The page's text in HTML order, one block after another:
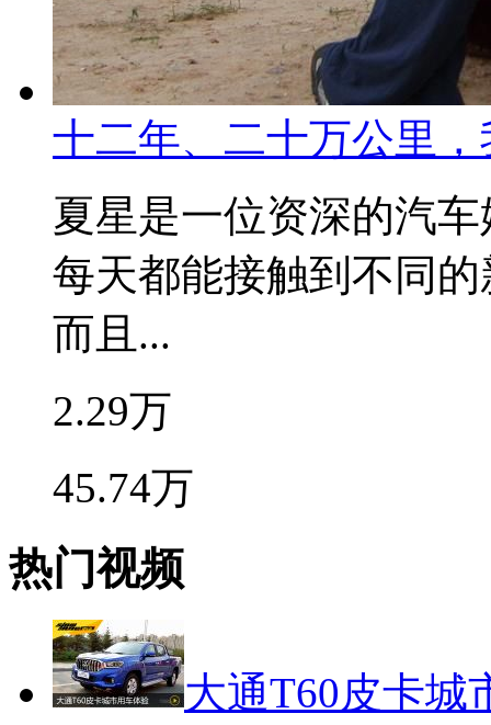
十二年、二十万公里
夏星是一位资深的汽
每天都能接触到不同
而且...
2.29万
45.74万
热门视频
大通T60皮卡城